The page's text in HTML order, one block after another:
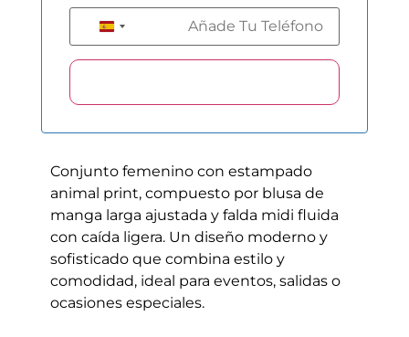
Spain +34
Conjunto femenino con estampado
animal print, compuesto por blusa de
manga larga ajustada y falda midi fluida
con caída ligera. Un diseño moderno y
sofisticado que combina estilo y
comodidad, ideal para eventos, salidas o
ocasiones especiales.